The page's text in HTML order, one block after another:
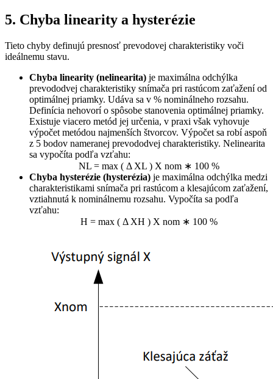
5. Chyba linearity a hysterézie
Tieto chyby definujú presnosť prevodovej charakteristiky voči
ideálnemu stavu.
Chyba linearity (nelinearita) je maximálna odchýlka
prevododvej charakteristiky snímača pri rastúcom zaťažení od
optimálnej priamky. Udáva sa v % nominálneho rozsahu.
Definícia nehovorí o spôsobe stanovenia optimálnej priamky.
Existuje viacero metód jej určenia, v praxi však vyhovuje
výpočet metódou najmenších štvorcov. Výpočet sa robí aspoň
z 5 bodov nameranej prevododvej charakteristiky. Nelinearita
sa vypočíta podľa vzťahu:
NL = max ( Δ XL ) X nom ∗ 100 %
Chyba hysterézie (hysterézia) je maximálna odchýlka medzi
charakteristikami snímača pri rastúcom a klesajúcom zaťažení,
vztiahnutá k nominálnemu rozsahu. Vypočíta sa podľa
vzťahu:
H = max ( Δ XH ) X nom ∗ 100 %